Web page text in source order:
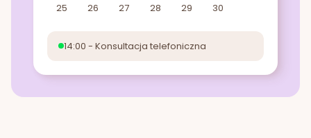
25
26 27 28 29 30
14:00 - Konsultacja telefoniczna